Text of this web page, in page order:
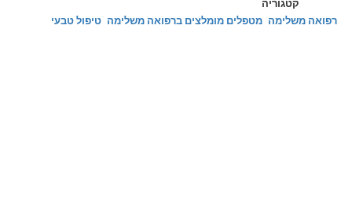
קטגוריה
רפואה משלימה מטפלים מומלצים ברפואה משלימה טיפול טבעי